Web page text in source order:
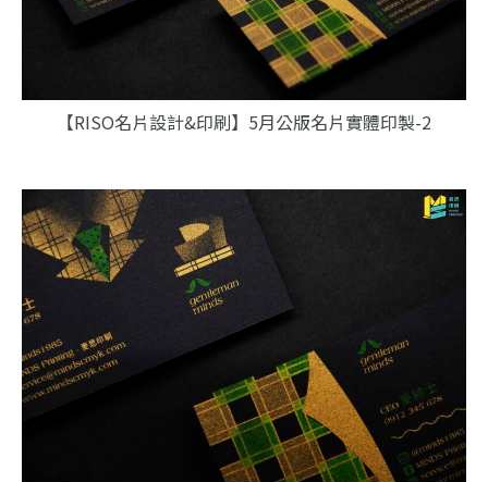
【RISO名片設計&印刷】5月公版名片實體印製-2